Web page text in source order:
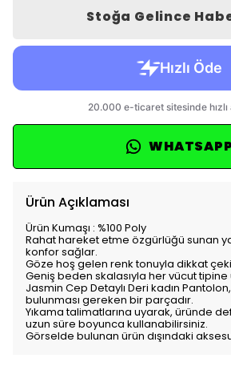
Stoğa Gelince
WHATSAPP
Ürün Açıklaması
Ürün Kumaşı : %100 Poly
Rahat hareket etme özgürlüğü sunan
konfor sağlar.
Göze hoş gelen renk tonuyla dikkat
Geniş beden skalasıyla her vücut
Jasmin Cep Detaylı Deri kadın
bulunması gereken bir parçadır.
Yıkama talimatlarına uyarak, üründe
uzun süre boyunca kullanabilirsiniz.
Görselde bulunan ürün dışındaki